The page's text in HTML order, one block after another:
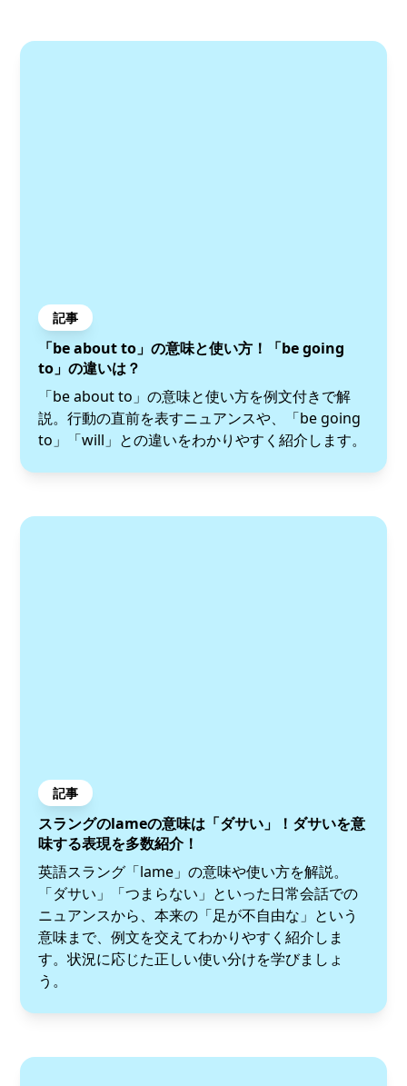
記事
「be about to」の意味と使い方！「be going
to」の違いは？
「be about to」の意味と使い方を例文付きで解
説。行動の直前を表すニュアンスや、「be going
to」「will」との違いをわかりやすく紹介します。
記事
スラングのlameの意味は「ダサい」！ダサいを意
味する表現を多数紹介！
英語スラング「lame」の意味や使い方を解説。
「ダサい」「つまらない」といった日常会話での
ニュアンスから、本来の「足が不自由な」という
意味まで、例文を交えてわかりやすく紹介しま
す。状況に応じた正しい使い分けを学びましょ
う。